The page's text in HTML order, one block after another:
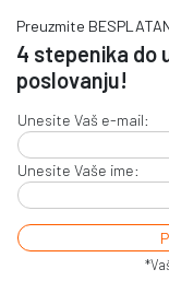
Preuzmite
4 stepenika do
poslovanju!
Unesite Vaš e-mail:
Unesite Vaše ime:
E-COMMERCE &
ONLINE